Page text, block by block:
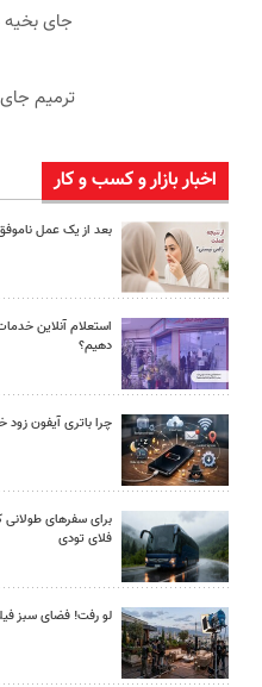
اخبار بازار و کسب و کار
بعد از یک عمل
استعلام آنلاین
دهیم؟
چرا باتری آیفون زود خالی می
برای سفرهای طولانی
فلای تودی
لو رفت! فضای سبز